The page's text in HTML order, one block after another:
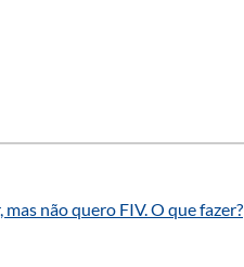
não quero FIV. O que fazer?